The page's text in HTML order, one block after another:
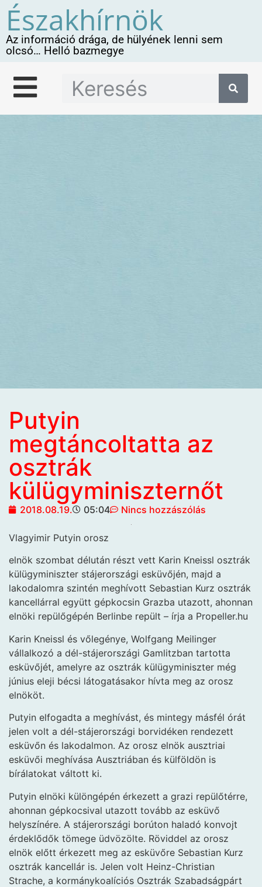
Északhírnök
Az információ drága, de hülyének lenni sem
olcsó… Helló bazmegye
Putyin
megtáncoltatta az
osztrák
külügyminiszternőt
2018.08.19. 05:04 Nincs hozzászólás
Vlagyimir Putyin orosz
elnök szombat délután részt vett Karin Kneissl osztrák
külügyminiszter stájerországi esküvőjén, majd a
lakodalomra szintén meghívott Sebastian Kurz osztrák
kancellárral együtt gépkocsin Grazba utazott, ahonnan
elnöki repülőgépén Berlinbe repült – írja a Propeller.hu
Karin Kneissl és vőlegénye, Wolfgang Meilinger
vállalkozó a dél-stájerországi Gamlitzban tartotta
esküvőjét, amelyre az osztrák külügyminiszter még
június eleji bécsi látogatásakor hívta meg az orosz
elnököt.
Putyin elfogadta a meghívást, és mintegy másfél órát
jelen volt a dél-stájerországi borvidéken rendezett
esküvőn és lakodalmon. Az orosz elnök ausztriai
esküvői meghívása Ausztriában és külföldön is
bírálatokat váltott ki.
Putyin elnöki különgépén érkezett a grazi repülőtérre,
ahonnan gépkocsival utazott tovább az esküvő
helyszínére. A stájerországi borúton haladó konvojt
érdeklődők tömege üdvözölte. Röviddel az orosz
elnök előtt érkezett meg az esküvőre Sebastian Kurz
osztrák kancellár is. Jelen volt Heinz-Christian
Strache, a kormánykoalíciós Osztrák Szabadságpárt